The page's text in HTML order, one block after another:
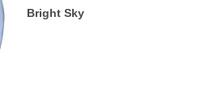
Bright Sky